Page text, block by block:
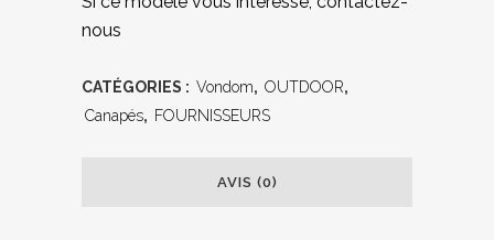
nous
CATÉGORIES : Vondom, OUTDOOR,
Canapés, FOURNISSEURS
AVIS (0)